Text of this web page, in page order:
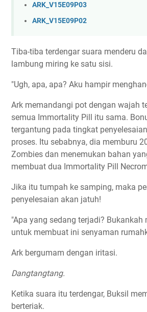
ARK_V15E09P03
ARK_V15E09P02
Tiba-tiba terdengar suara menderu
lambung miring ke satu sisi.
"Ugh, apa, apa? Aku hampir
Ark memandangi pot dengan wajah
semua Immortality Pill itu sama.
tergantung pada tingkat
proses. Itu sebabnya, dia memburu
Zombies dan menemukan bahan
membuat dua Immortality Pill
Jika itu tumpah ke samping, maka
penyelesaian akan jatuh!
"Apa yang sedang terjadi? Bukankah
untuk membuat ini senyaman
Ark bergumam dengan iritasi.
Dangtangtang.
Ketika suara itu terdengar, Buksil
berteriak.